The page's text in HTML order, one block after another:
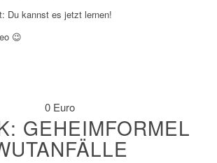
Du kannst es jetzt lernen!
😉
0 Euro
GEHEIMFORMEL